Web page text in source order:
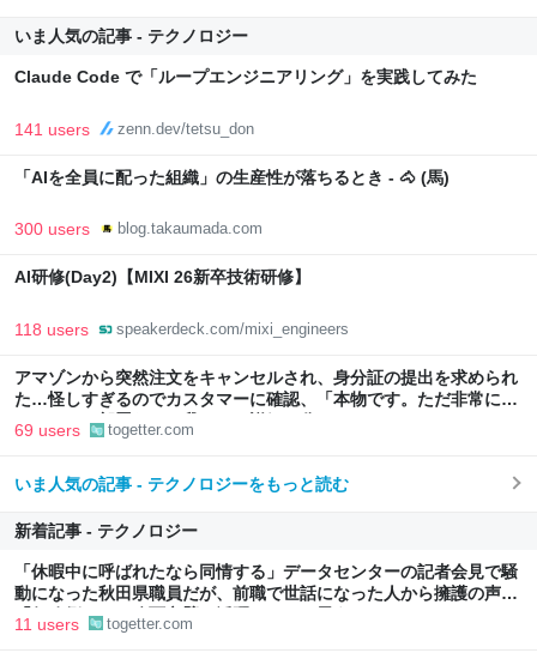
いま人気の記事 - テクノロジー
Claude Code で「ループエンジニアリング」を実践してみた
141 users zenn.dev/tetsu_don
「AIを全員に配った組織」の生産性が落ちるとき - 🐴 (馬)
300 users blog.takaumada.com
AI研修(Day2)【MIXI 26新卒技術研修】
118 users speakerdeck.com/mixi_engineers
アマゾンから突然注文をキャンセルされ、身分証の提出を求められ
た…怪しすぎるのでカスタマーに確認、「本物です。ただ非常に高
いレベルの部署なので我々にも詳細は分かりません」とのこと
69 users togetter.com
いま人気の記事 - テクノロジーをもっと読む
新着記事 - テクノロジー
「休暇中に呼ばれたなら同情する」データセンターの記者会見で騒
動になった秋田県職員だが、前職で世話になった人から擁護の声
「行政側として八面六臂の活躍をしたと思う」
11 users togetter.com